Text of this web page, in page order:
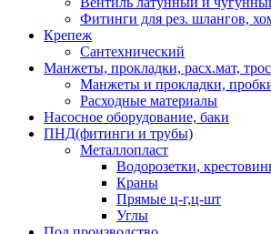
Фитинги для рез. шлангов,
Крепеж
Сантехнический
Манжеты, прокладки, расх.мат, трос
Манжеты и прокладки,
Расходные материалы
Насосное оборудование, баки
ПНД(фитинги и трубы)
Металлопласт
Водорозетки,
Краны
Прямые ц-г,ц-шт
Углы